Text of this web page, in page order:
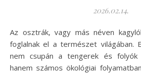
2026.02.14.
Az osztrák, vagy más néven kagylók, különleges helyet
foglalnak el a természet világában.
nem csupán a tengerek és folyók
hanem számos ökológiai